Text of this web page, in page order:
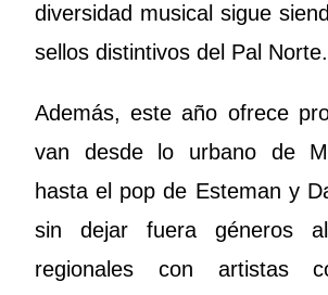
diversidad musical sigue
sellos distintivos del Pal Norte.
Además, este año ofrece
van desde lo urbano de
hasta el pop de Esteman y
sin dejar fuera géneros
regionales con artistas